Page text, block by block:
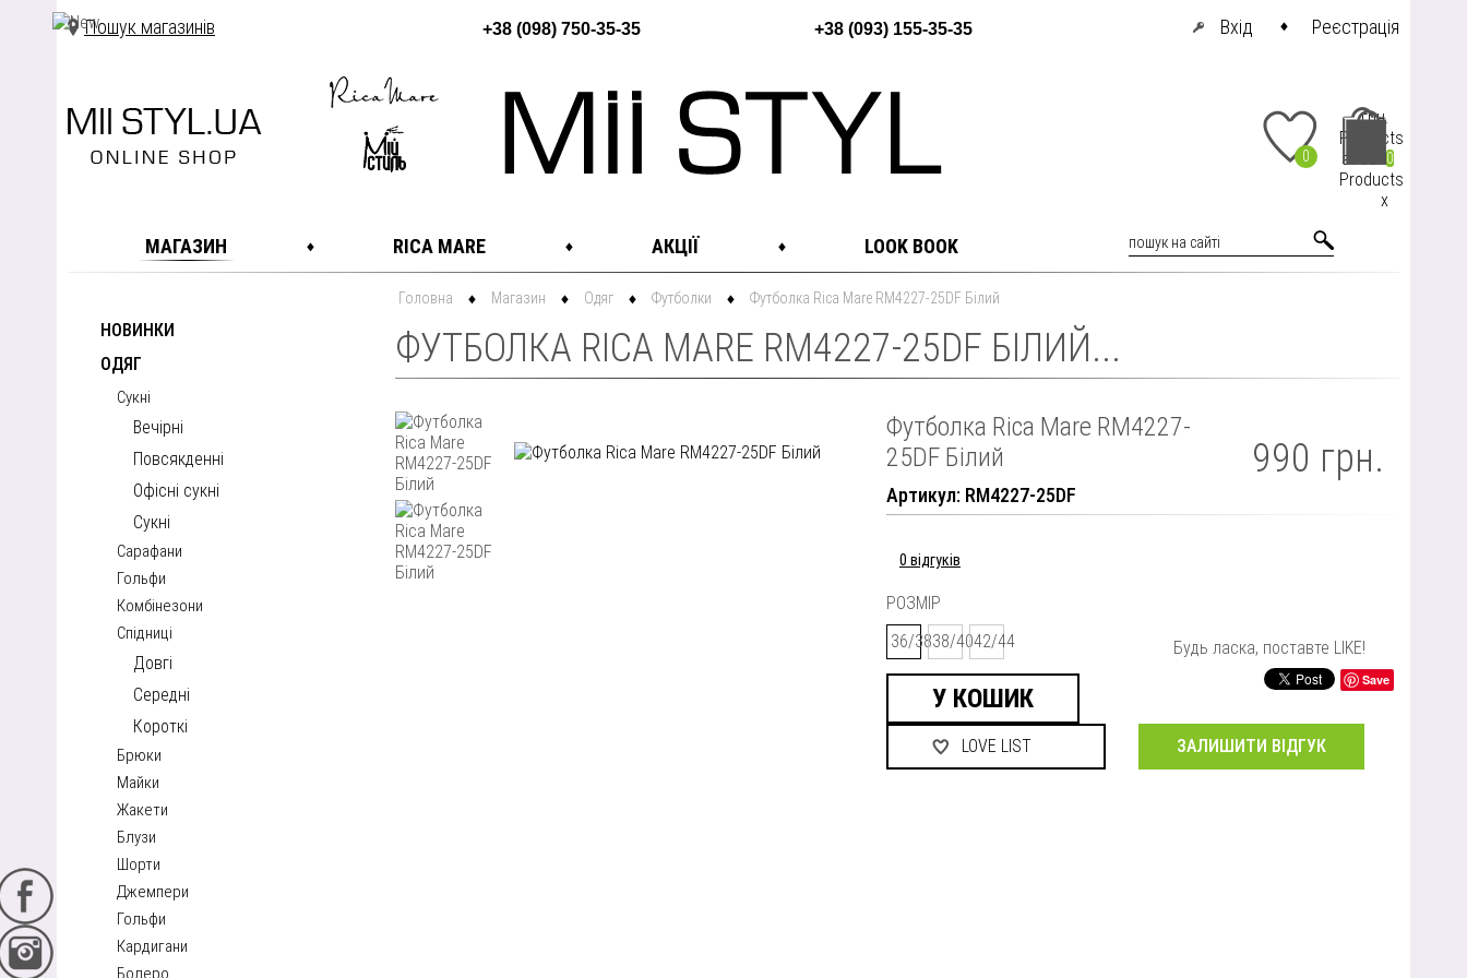
Пошук магазинів +38 (098) 750-35-35 +38 (093) 155-35-35 Вхід Реєстрація
0 0
грн.
Products
at cart
Products
x
МАГАЗИН RICA MARE АКЦІЇ LOOK BOOK
НОВИНКИ
ОДЯГ
Сукні
Вечірні
Повсякденні
Офісні сукні
Сукні
Сарафани
Гольфи
Комбінезони
Спідниці
Довгі
Середні
Короткі
Брюки
Майки
Жакети
Блузи
Шорти
Джемпери
Гольфи
Кардигани
Болеро
Головна Магазин Одяг Футболки Футболка Rica Mare RM4227-25DF Білий
ФУТБОЛКА RICA MARE RM4227-25DF БІЛИЙ...
Футболка Rica Mare RM4227-
25DF Білий
Артикул: RM4227-25DF
990 грн.
0 відгуків
РОЗМІР
36/3838/4042/44 Будь ласка, поставте LIKE!
Save
ЗАЛИШИТИ ВІДГУК